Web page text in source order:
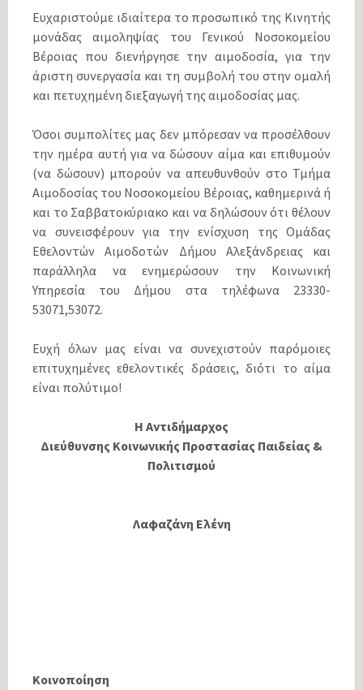
Ευχαριστούμε ιδιαίτερα το προσωπικό της Κινητής
μονάδας αιμοληψίας του Γενικού Νοσοκομείου
Βέροιας που διενήργησε την αιμοδοσία, για την
άριστη συνεργασία και τη συμβολή του στην ομαλή
και πετυχημένη διεξαγωγή της αιμοδοσίας μας.
Όσοι συμπολίτες μας δεν μπόρεσαν να προσέλθουν
την ημέρα αυτή για να δώσουν αίμα και επιθυμούν
(να δώσουν) μπορούν να απευθυνθούν στο Τμήμα
Αιμοδοσίας του Νοσοκομείου Βέροιας, καθημερινά ή
και το Σαββατοκύριακο και να δηλώσουν ότι θέλουν
να συνεισφέρουν για την ενίσχυση της Ομάδας
Εθελοντών Αιμοδοτών Δήμου Αλεξάνδρειας και
παράλληλα να ενημερώσουν την Κοινωνική
Υπηρεσία του Δήμου στα τηλέφωνα 23330-
53071,53072.
Ευχή όλων μας είναι να συνεχιστούν παρόμοιες
επιτυχημένες εθελοντικές δράσεις, διότι το αίμα
είναι πολύτιμο!
Η Αντιδήμαρχος
Διεύθυνσης Κοινωνικής Προστασίας Παιδείας &
Πολιτισμού
Λαφαζάνη Ελένη
Κοινοποίηση